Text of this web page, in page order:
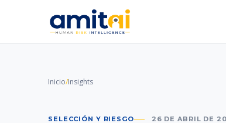
Inicio/Insights
SELECCIÓN Y RIESGO 26 DE ABRIL DE